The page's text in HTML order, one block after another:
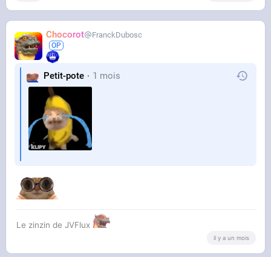
Chocorot FranckDubosc
Petit-pote 1 mois
Le zinzin de JVFlux
il y a un mois